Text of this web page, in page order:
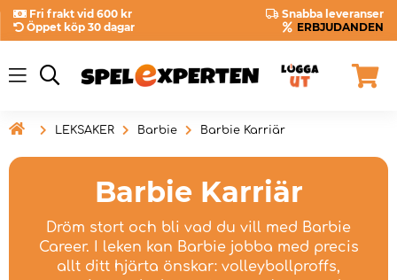
Fri frakt vid 600 kr
Snabba leveranser
Öppet köp 30 dagar
ERBJUDANDEN
 LEKSAKER Barbie Barbie Karriär
Barbie Karriär
Dröm stort och bli vad du vill med Barbie
Career. I leken kan Barbie jobba med precis
allt ditt hjärta önskar: volleybollproffs,